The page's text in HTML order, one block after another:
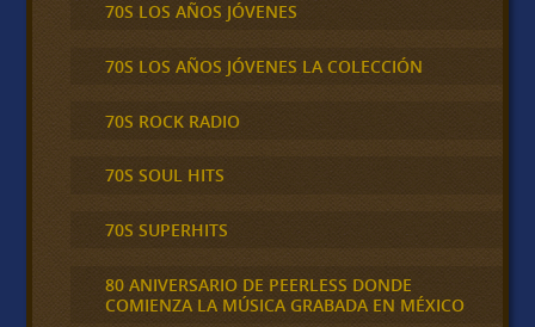
70S LOS AÑOS JÓVENES
70S LOS AÑOS JÓVENES LA COLECCIÓN
70S ROCK RADIO
70S SOUL HITS
70S SUPERHITS
80 ANIVERSARIO DE PEERLESS DONDE
COMIENZA LA MÚSICA GRABADA EN MÉXICO